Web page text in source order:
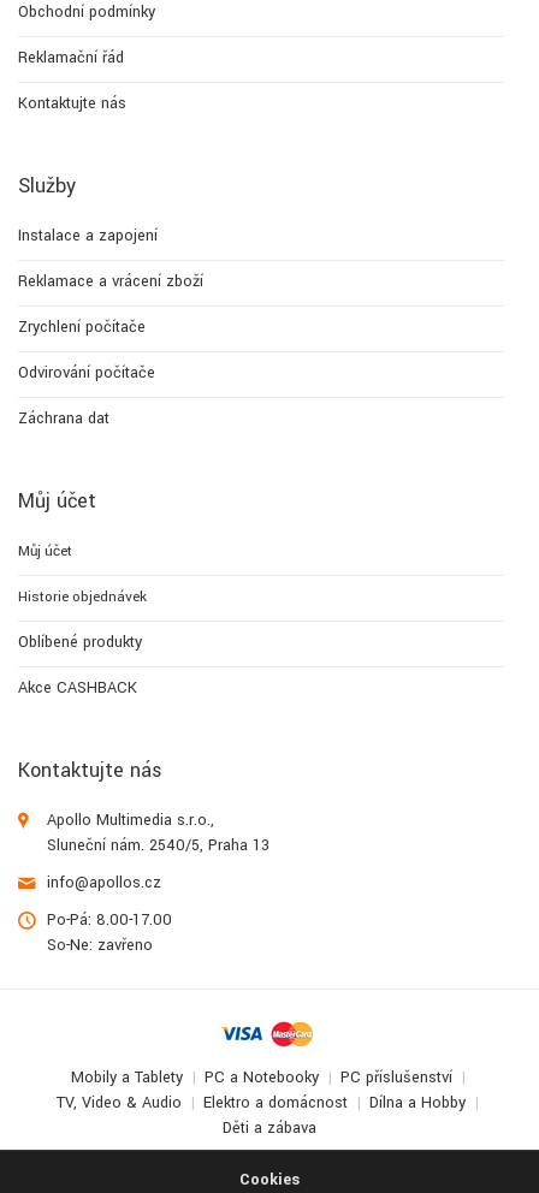
Cookies
Obchodní podmínky
Reklamační řád
Kontaktujte nás
Služby
Instalace a zapojení
Reklamace a vrácení zboží
Zrychlení počítače
Odvirování počítače
Záchrana dat
Můj účet
Můj účet
Historie objednávek
Oblíbené produkty
Akce CASHBACK
Kontaktujte nás
Apollo Multimedia s.r.o.,
Sluneční nám. 2540/5, Praha 13
info@apollos.cz
Po-Pá: 8.00-17.00
So-Ne: zavřeno
Mobily a Tablety PC a Notebooky
PC příslušenství
TV, Video & Audio
Elektro a domácnost
Dílna a Hobby
Děti a zábava